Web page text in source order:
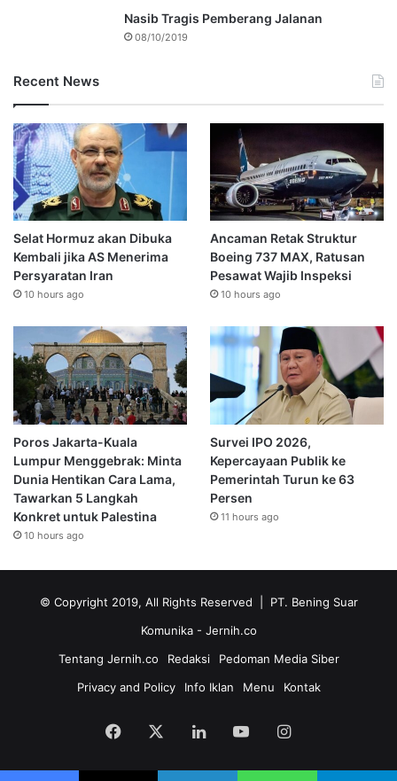
Nasib Tragis Pemberang Jalanan
08/10/2019
Recent News
Selat Hormuz akan Dibuka
Kembali jika AS Menerima
Persyaratan Iran
10 hours ago
Ancaman Retak Struktur
Boeing 737 MAX, Ratusan
Pesawat Wajib Inspeksi
10 hours ago
Poros Jakarta-Kuala
Lumpur Menggebrak: Minta
Dunia Hentikan Cara Lama,
Tawarkan 5 Langkah
Konkret untuk Palestina
10 hours ago
Survei IPO 2026,
Kepercayaan Publik ke
Pemerintah Turun ke 63
Persen
11 hours ago
© Copyright 2019, All Rights Reserved | PT. Bening Suar
Komunika - Jernih.co
Tentang Jernih.co
Redaksi
Pedoman Media Siber
Privacy and Policy
Info Iklan Menu Kontak
Facebook LinkedInYouTubeInstagram